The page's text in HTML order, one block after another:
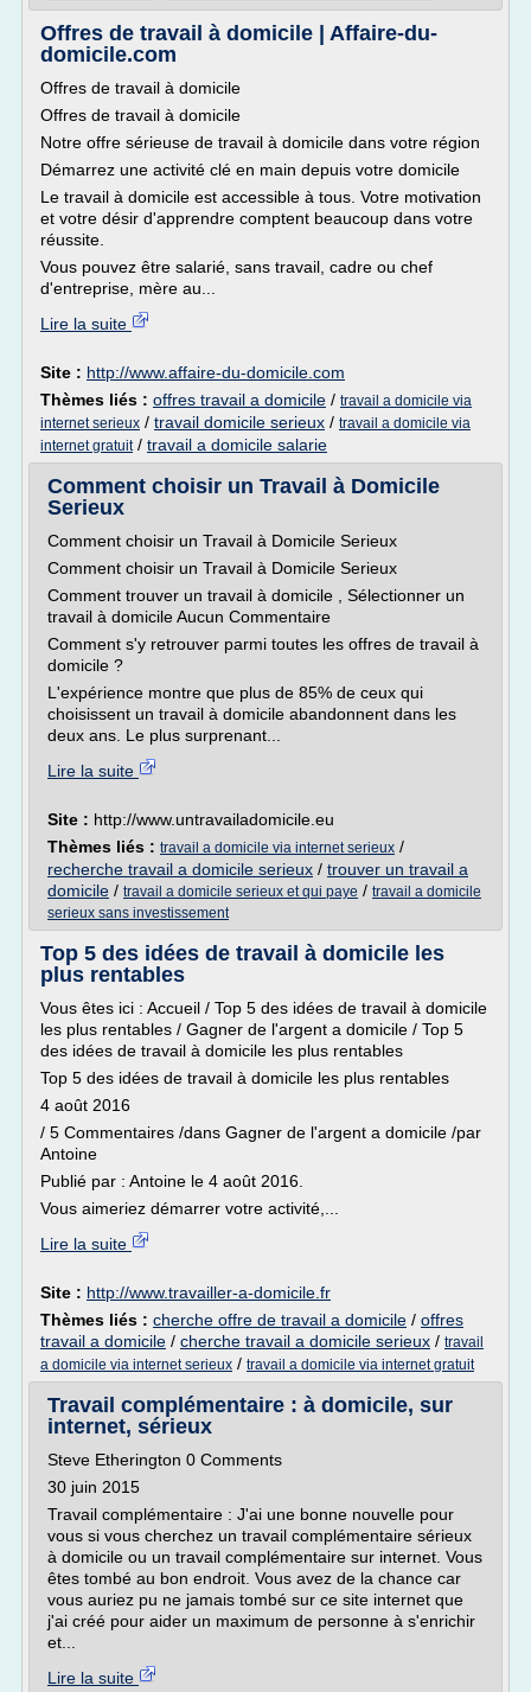
Offres de travail à domicile | Affaire-du-
domicile.com
Offres de travail à domicile
Offres de travail à domicile
Notre offre sérieuse de travail à domicile dans votre région
Démarrez une activité clé en main depuis votre domicile
Le travail à domicile est accessible à tous. Votre motivation
et votre désir d'apprendre comptent beaucoup dans votre
réussite.
Vous pouvez être salarié, sans travail, cadre ou chef
d'entreprise, mère au...
Lire la suite
Site : http://www.affaire-du-domicile.com
Thèmes liés : offres travail a domicile / travail a domicile via
internet serieux / travail domicile serieux / travail a domicile via
internet gratuit/ travail a domicile salarie
Comment choisir un Travail à Domicile
Serieux
Comment choisir un Travail à Domicile Serieux
Comment choisir un Travail à Domicile Serieux
Comment trouver un travail à domicile , Sélectionner un
travail à domicile Aucun Commentaire
Comment s'y retrouver parmi toutes les offres de travail à
domicile ?
L'expérience montre que plus de 85% de ceux qui
choisissent un travail à domicile abandonnent dans les
deux ans. Le plus surprenant...
Lire la suite
Site : http://www.untravailadomicile.eu
Thèmes liés : travail a domicile via internet serieux /
recherche travail a domicile serieux / trouver un travail a
domicile / travail a domicile serieux et qui paye / travail a domicile
serieux sans investissement
Top 5 des idées de travail à domicile les
plus rentables
Vous êtes ici : Accueil / Top 5 des idées de travail à domicile
les plus rentables / Gagner de l'argent a domicile / Top 5
des idées de travail à domicile les plus rentables
Top 5 des idées de travail à domicile les plus rentables
4 août 2016
/ 5 Commentaires /dans Gagner de l'argent a domicile /par
Antoine
Publié par : Antoine le 4 août 2016.
Vous aimeriez démarrer votre activité,...
Lire la suite
Site : http://www.travailler-a-domicile.fr
Thèmes liés : cherche offre de travail a domicile / offres
travail a domicile / cherche travail a domicile serieux / travail
a domicile via internet serieux / travail a domicile via internet gratuit
Travail complémentaire : à domicile, sur
internet, sérieux
Steve Etherington 0 Comments
30 juin 2015
Travail complémentaire : J'ai une bonne nouvelle pour
vous si vous cherchez un travail complémentaire sérieux
à domicile ou un travail complémentaire sur internet. Vous
êtes tombé au bon endroit. Vous avez de la chance car
vous auriez pu ne jamais tombé sur ce site internet que
j'ai créé pour aider un maximum de personne à s'enrichir
et...
Lire la suite